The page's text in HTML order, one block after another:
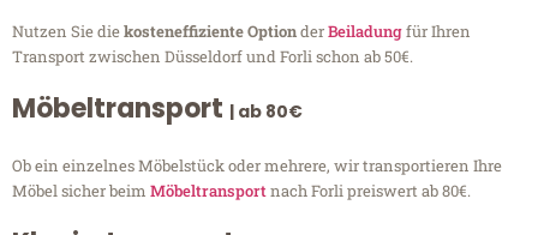
Nutzen Sie diekosteneffiziente OptionderBeiladungfür Ihren
Transport zwischen Düsseldorf und Forli schon ab 50€.
Möbeltransport | ab 80€
Ob ein einzelnes Möbelstück oder mehrere, wir transportieren Ihre
Möbel sicher beim Möbeltransportnach Forli preiswert ab 80€.